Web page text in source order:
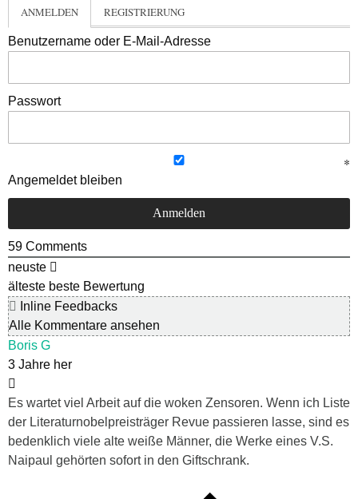
ANMELDEN REGISTRIERUNG
Benutzername oder E-Mail-Adresse
Passwort
Angemeldet bleiben
59 Comments
neuste
älteste beste Bewertung
Inline Feedbacks
Alle Kommentare ansehen
Boris G
3 Jahre her
Es wartet viel Arbeit auf die woken Zensoren. Wenn ich Liste
der Literaturnobelpreisträger Revue passieren lasse, sind es
bedenklich viele alte weiße Männer, die Werke eines V.S.
Naipaul gehörten sofort in den Giftschrank.